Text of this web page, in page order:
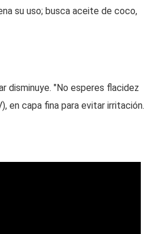
su uso; busca aceite de coco,
disminuye. "No esperes flacidez
en capa fina para evitar irritación.